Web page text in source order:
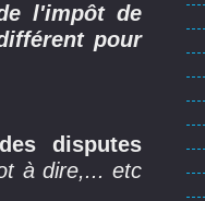
l'impôt de
pour
disputes
à dire,... etc